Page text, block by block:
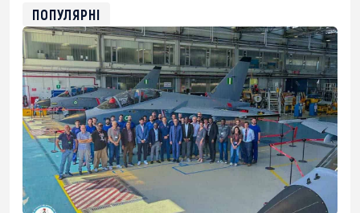
0xfD02863D3289416fcF50975c9DFda13623f97758
ПОПУЛЯРНІ